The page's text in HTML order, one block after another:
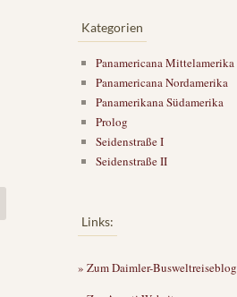
Kategorien
Panamericana Mittelamerika
Panamericana Nordamerika
Panamerikana Südamerika
Prolog
Seidenstraße I
Seidenstraße II
Links:
» Zum Daimler-Busweltreiseblog